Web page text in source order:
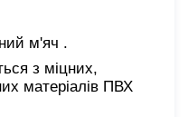
м'яч .
з міцних,
матеріалів ПВХ